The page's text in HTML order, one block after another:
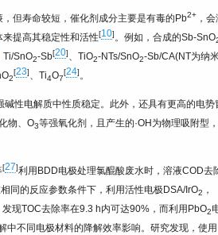
但寿命较短，催化剂成分主要是有毒的Pb2+ ，
提高其稳定性和活性[10]。例如，合成的Sb-SnO
Ti/SnO2-Sb[20]、TiO2-NTs/SnO2-Sb/CA(NT为纳
2
[23]、Ti4O7
[24]。
性电解质中性质稳定。此外，还具有更高的电势
物、O3等强氧化剂，且产生的·OH为物理吸附型
[27]利用BDD电极处理氯醌酸废水时，溶液COD去
同的反应参数条件下，利用活性电极DSA/IrO2 ，
现TOC去除率在9.3 h内可达90%，而利用PbO2
中不同电极材料的降解效率影响。研究发现，使用